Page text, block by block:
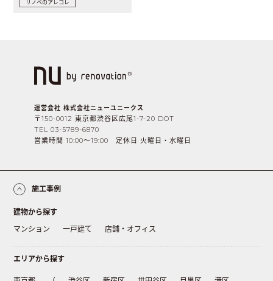
リノベのアレコレ
運営会社 株式会社ニューユニークス
〒150-0012 東京都渋谷区広尾1-7-20 DOT
TEL 03-5789-6870
営業時間 10:00〜19:00 定休日 火曜日・水曜日
施工事例
建物から探す
マンション
一戸建て 店舗・オフィス
エリアから探す